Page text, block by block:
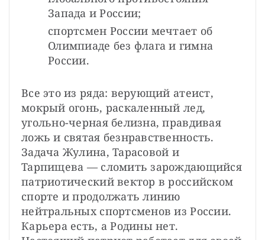
Запада и России;
спортсмен России мечтает об
Олимпиаде без флага и гимна
России.
Все это из ряда: верующий атеист,
мокрый огонь, раскаленный лед,
угольно-черная белизна, правдивая
ложь и святая безнравственность.
Задача Жулина, Тарасовой и
Тарпищева — сломить зарождающийся
патриотический вектор в российском
спорте и продолжать линию
нейтральных спортсменов из России.
Карьера есть, а Родины нет.